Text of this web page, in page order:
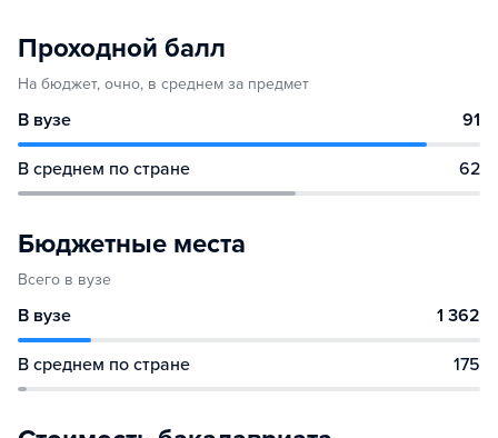
Проходной балл
На бюджет, очно, в среднем за предмет
В вузе 91
В среднем по стране 62
Бюджетные места
Всего в вузе
В вузе 1 362
В среднем по стране 175